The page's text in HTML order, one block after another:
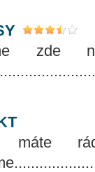
zde
máte